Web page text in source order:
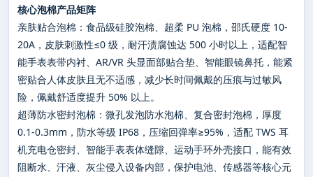
核心泡棉产品矩阵
亲肤贴合泡棉：食品级硅胶泡棉、超柔 PU 泡棉，邵氏硬度 10-
20A，皮肤刺激性≤0 级，耐汗渍腐蚀达 500 小时以上，适配智
能手表表带内衬、AR/VR 头显面部贴合垫、智能眼镜鼻托，能紧
密贴合人体皮肤且无不适感，减少长时间佩戴的压痕与过敏风
险，佩戴舒适度提升 50% 以上。
超薄防水密封泡棉：微孔发泡防水泡棉、复合密封泡棉，厚度
0.1-0.3mm，防水等级 IP68，压缩回弹率≥95%，适配 TWS 耳
机充电仓密封、智能手表表体缝隙、运动手环外壳接口，能有效
阻断水、汗液、灰尘侵入设备内部，保护电池、传感器等核心元